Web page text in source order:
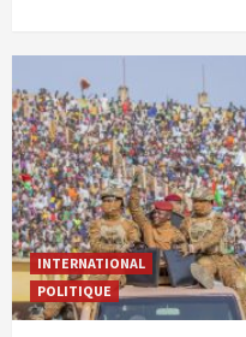
INTERNATIONAL
POLITIQUE